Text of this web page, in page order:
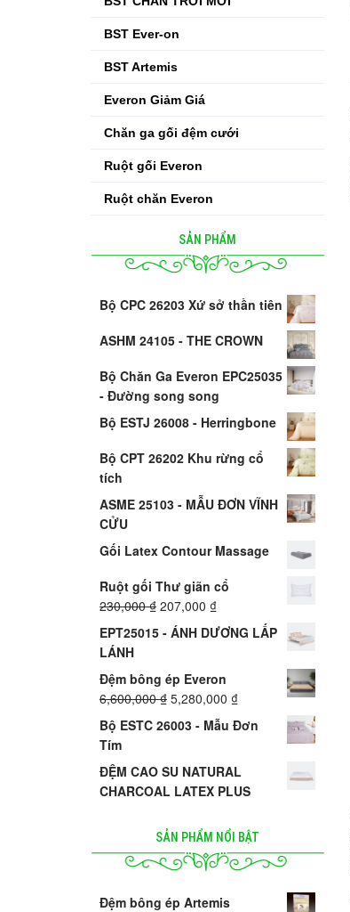
BST Ever-on
BST Artemis
Everon Giảm Giá
Chăn ga gối đệm cưới
Ruột gối Everon
Ruột chăn Everon
SẢN PHẨM
Bộ CPC 26203 Xứ sở thần tiên
ASHM 24105 - THE CROWN
Bộ Chăn Ga Everon EPC25035
- Đường song song
Bộ ESTJ 26008 - Herringbone
Bộ CPT 26202 Khu rừng cổ
tích
ASME 25103 - MẪU ĐƠN VĨNH
CỬU
Gối Latex Contour Massage
Ruột gối Thư giãn cổ
230,000₫ 207,000 ₫
EPT25015 - ÁNH DƯƠNG LẤP
LÁNH
Đệm bông ép Everon
6,600,000₫ 5,280,000 ₫
Bộ ESTC 26003 - Mẫu Đơn
Tím
ĐỆM CAO SU NATURAL
CHARCOAL LATEX PLUS
SẢN PHẨM NỔI BẬT
Đệm bông ép Artemis